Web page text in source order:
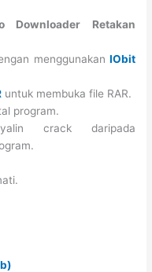
Downloader Retakan
menggunakan IObit
untuk membuka file RAR.
program.
crack daripada